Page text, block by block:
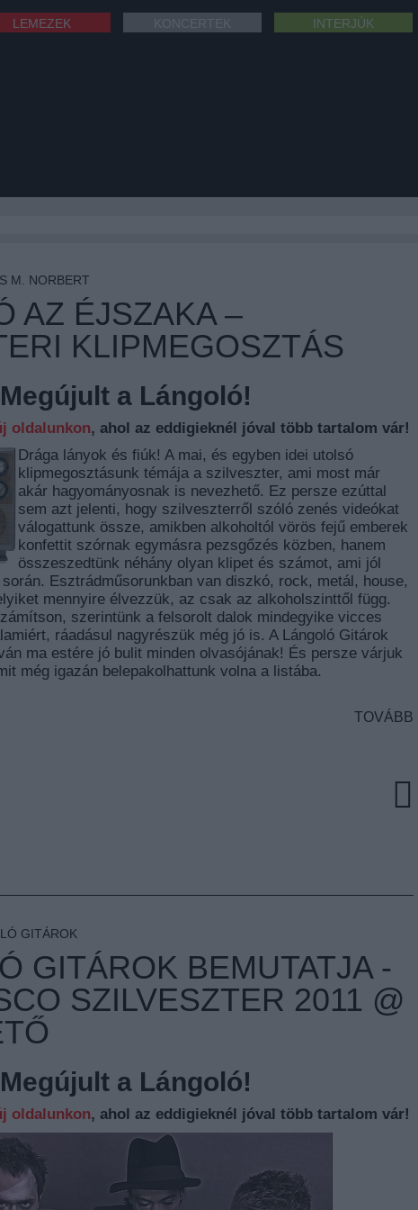
LEMEZEK INTERJÚK
M. NORBERT
AZ ÉJSZAKA –
KLIPMEGOSZTÁS
Megújult a Lángoló!
oldalunkon, ahol az eddigieknél jóval több tartalom vár!
Drága lányok és fiúk! A mai, és egyben idei utolsó
klipmegosztásunk témája a szilveszter, ami most már
akár hagyományosnak is nevezhető. Ez persze ezúttal
sem azt jelenti, hogy szilveszterről szóló zenés videókat
válogattunk össze, amikben alkoholtól vörös fejű emberek
konfettit szórnak egymásra pezsgőzés közben, hanem
összeszedtünk néhány olyan klipet és számot, ami jól
Esztrádműsorunkban van diszkó, rock, metál, house,
mennyire élvezzük, az csak az alkoholszinttől függ.
szerintünk a felsorolt dalok mindegyike vicces
ráadásul nagyrészük még jó is. A Lángoló Gitárok
ma estére jó bulit minden olvasójának! És persze várjuk
még igazán belepakolhattunk volna a listába.
TOVÁBB
GITÁROK
GITÁROK BEMUTATJA -
SZILVESZTER 2011 @
Megújult a Lángoló!
oldalunkon, ahol az eddigieknél jóval több tartalom vár!